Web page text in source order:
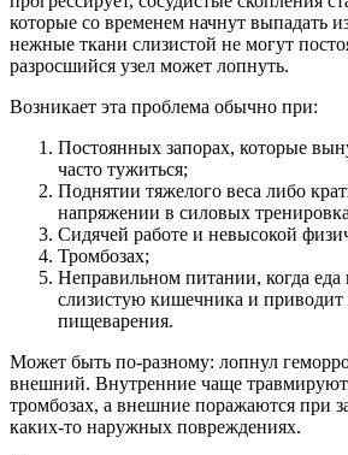
которые со временем начнут выпадать
нежные ткани слизистой не могут
разросшийся узел может лопнуть.
Возникает эта проблема обычно при:
Постоянных запорах, которые
часто тужиться;
Поднятии тяжелого веса либо
напряжении в силовых
Сидячей работе и невысокой
Тромбозах;
Неправильном питании, когда еда
слизистую кишечника и
пищеварения.
Может быть по-разному: лопнул
внешний. Внутренние чаще
тромбозах, а внешние поражаются при
каких-то наружных повреждениях.